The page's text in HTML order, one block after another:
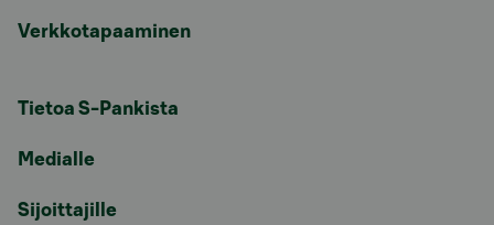
Verkkotapaaminen
Tietoa S-Pankista
Medialle
Sijoittajille